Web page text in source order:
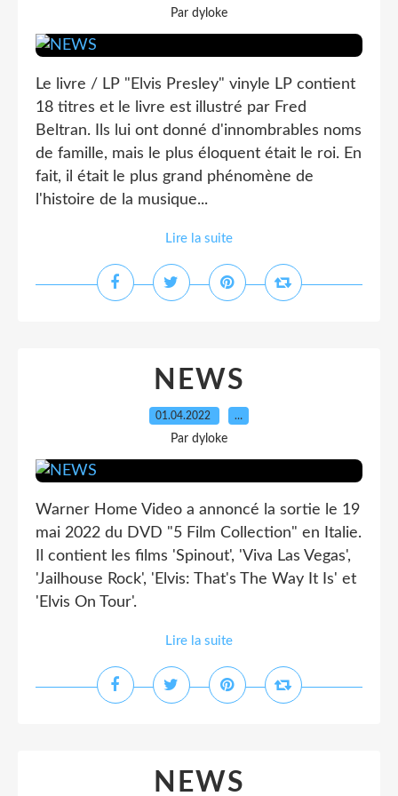
Par dyloke
Le livre / LP "Elvis Presley" vinyle LP contient
18 titres et le livre est illustré par Fred
Beltran. Ils lui ont donné d'innombrables noms
de famille, mais le plus éloquent était le roi. En
fait, il était le plus grand phénomène de
l'histoire de la musique...
Lire la suite
NEWS
01.04.2022 …
Par dyloke
Warner Home Video a annoncé la sortie le 19
mai 2022 du DVD "5 Film Collection" en Italie.
Il contient les films 'Spinout', 'Viva Las Vegas',
'Jailhouse Rock', 'Elvis: That's The Way It Is' et
'Elvis On Tour'.
Lire la suite
NEWS